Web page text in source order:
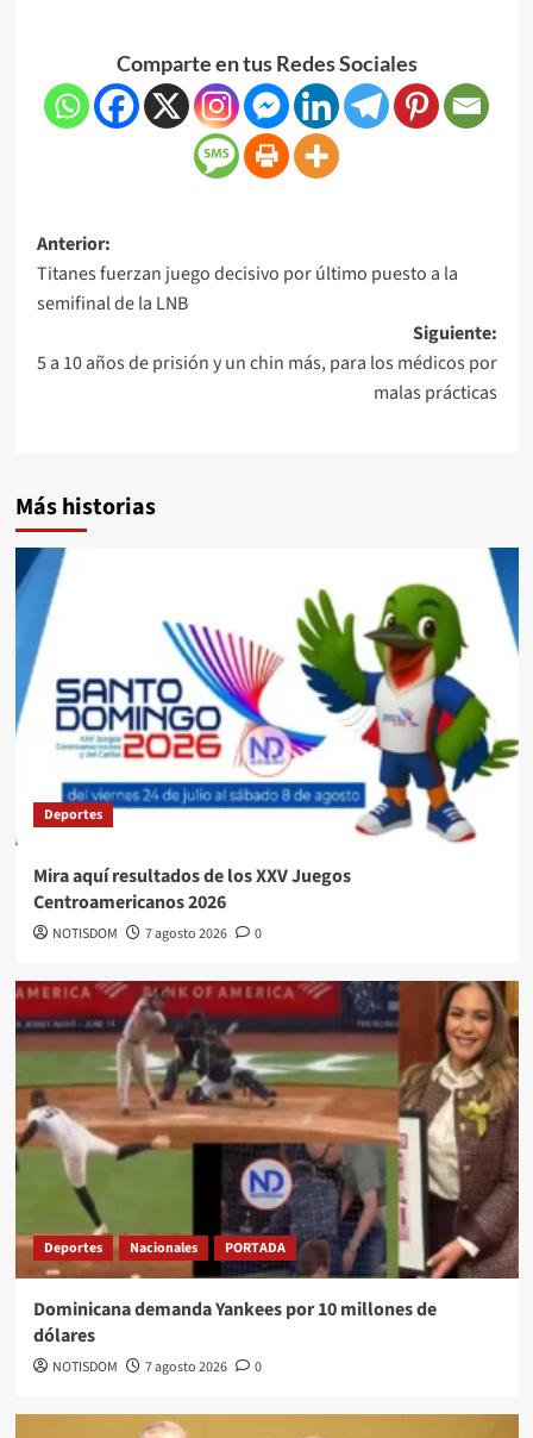
Comparte en tus Redes Sociales
Anterior:
Titanes fuerzan juego decisivo por último puesto a la
semifinal de la LNB
Siguiente:
5 a 10 años de prisión y un chin más, para los médicos por
malas prácticas
Más historias
Deportes
Mira aquí resultados de los XXV Juegos
Centroamericanos 2026
NOTISDOM 7 agosto 2026 0
Deportes Nacionales PORTADA
Dominicana demanda Yankees por 10 millones de
dólares
NOTISDOM 7 agosto 2026 0